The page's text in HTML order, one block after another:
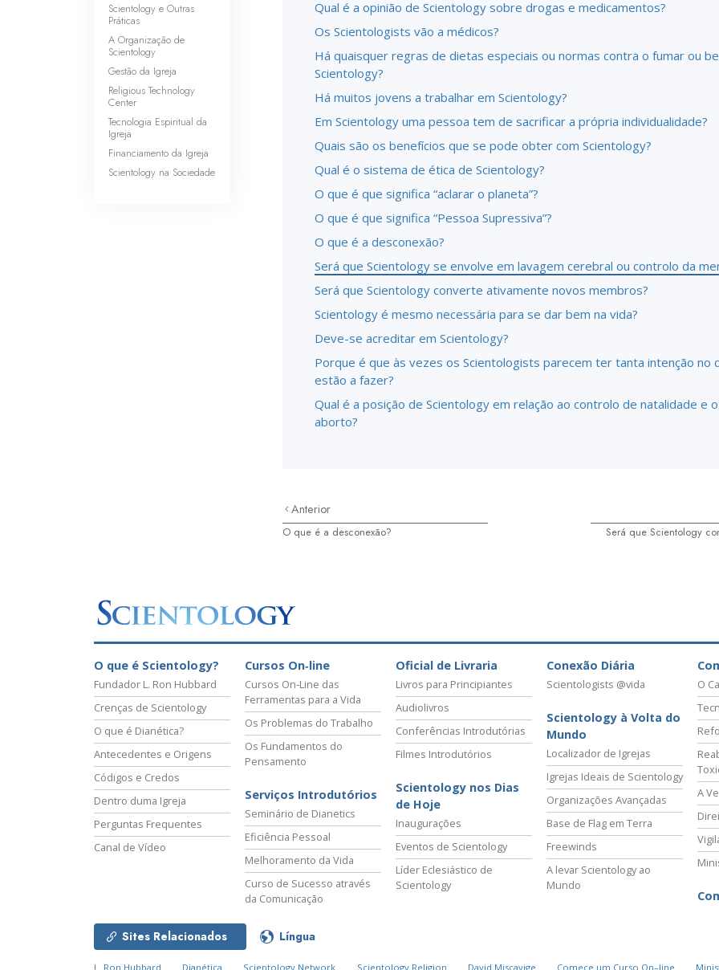
Qual é a opinião de Scientology sobre drogas e medicamentos?
Os Scientologists vão a médicos?
Há quaisquer regras de dietas especiais ou normas contra o fumar ou
Scientology?
Há muitos jovens a trabalhar em Scientology?
Em Scientology uma pessoa tem de sacrificar a própria individualidade?
Quais são os benefícios que se pode obter com Scientology?
Qual é o sistema de ética de Scientology?
O que é que significa “aclarar o planeta”?
O que é que significa “Pessoa Supressiva”?
O que é a desconexão?
Será que Scientology se envolve em lavagem cerebral ou controlo da
Será que Scientology converte ativamente novos membros?
Scientology é mesmo necessária para se dar bem na vida?
Deve-se acreditar em Scientology?
Porque é que às vezes os Scientologists parecem ter tanta intenção no
estão a fazer?
Qual é a posição de Scientology em relação ao controlo de natalidade e o
aborto?
Anterior
O que é a desconexão? Será que Scientology
Scientology e Outras
Práticas
A Organização de
Scientology
Gestão da Igreja
Religious Technology
Center
Tecnologia Espiritual da
Igreja
Financiamento da Igreja
Scientology na Sociedade
O que é Scientology?
Fundador L. Ron Hubbard
Crenças de Scientology
O que é Dianética?
Antecedentes e Origens
Códigos e Credos
Dentro duma Igreja
Perguntas Frequentes
Canal de Vídeo
Cursos On‑line
Cursos On‑Line das
Ferramentas para a Vida
Os Problemas do Trabalho
Os Fundamentos do
Pensamento
Serviços Introdutórios
Seminário de Dianetics
Eficiência Pessoal
Melhoramento da Vida
Curso de Sucesso através
da Comunicação
Oficial de Livraria
Livros para Principiantes
Audiolivros
Conferências Introdutórias
Filmes Introdutórios
Scientology nos Dias
de Hoje
Inaugurações
Eventos de Scientology
Líder Eclesiástico de
Scientology
Conexão Diária
Scientologists @vida
Scientology à Volta do
Mundo
Localizador de Igrejas
Igrejas Ideais de Scientology
Organizações Avançadas
Base de Flag em Terra
Freewinds
A levar Scientology ao
Mundo
O
A
Sites Relacionados Língua
L. Ron Hubbard Dianética Scientology Network Scientology Religion David Miscavige Comece um Curso On–line